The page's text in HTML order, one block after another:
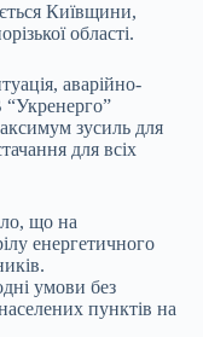
Київщини,
області.
аварійно-
“Укренерго”
зусиль для
для всіх
що на
енергетичного
умови без
пунктів на